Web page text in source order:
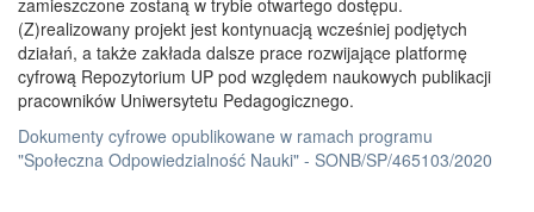
zamieszczone zostaną w trybie otwartego dostępu.
(Z)realizowany projekt jest kontynuacją wcześniej podjętych
działań, a także zakłada dalsze prace rozwijające platformę
cyfrową Repozytorium UP pod względem naukowych publikacji
pracowników Uniwersytetu Pedagogicznego.
Dokumenty cyfrowe opublikowane w ramach programu
"Społeczna Odpowiedzialność Nauki" - SONB/SP/465103/2020